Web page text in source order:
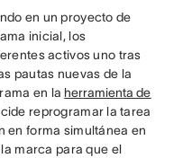
en un proyecto de
inicial, los
activos uno tras
pautas nuevas de la
en la herramienta de
reprogramar la tarea
en forma simultánea en
marca para que el